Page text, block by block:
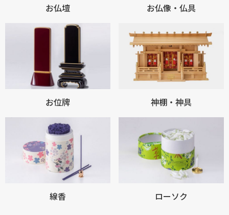
お仏壇 お仏像・仏具
お位牌 神棚・神具
線香 ローソク